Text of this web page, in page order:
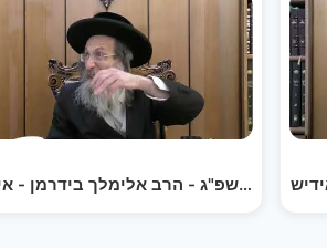
תשפ"ג - הרב אלימלך בידרמן -